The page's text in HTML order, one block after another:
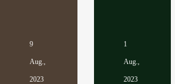
9
Aug.,
2023
1
Aug.,
2023